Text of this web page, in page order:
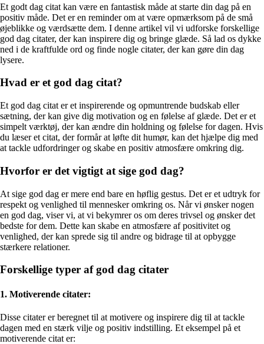
Et godt dag citat kan være en fantastisk måde at starte din dag på en
positiv måde. Det er en reminder om at være opmærksom på de små
øjeblikke og værdsætte dem. I denne artikel vil vi udforske forskellige
god dag citater, der kan inspirere dig og bringe glæde. Så lad os dykke
ned i de kraftfulde ord og finde nogle citater, der kan gøre din dag
lysere.
Hvad er et god dag citat?
Et god dag citat er et inspirerende og opmuntrende budskab eller
sætning, der kan give dig motivation og en følelse af glæde. Det er et
simpelt værktøj, der kan ændre din holdning og følelse for dagen. Hvis
du læser et citat, der formår at løfte dit humør, kan det hjælpe dig med
at tackle udfordringer og skabe en positiv atmosfære omkring dig.
Hvorfor er det vigtigt at sige god dag?
At sige god dag er mere end bare en høflig gestus. Det er et udtryk for
respekt og venlighed til mennesker omkring os. Når vi ønsker nogen
en god dag, viser vi, at vi bekymrer os om deres trivsel og ønsker det
bedste for dem. Dette kan skabe en atmosfære af positivitet og
venlighed, der kan sprede sig til andre og bidrage til at opbygge
stærkere relationer.
Forskellige typer af god dag citater
1. Motiverende citater:
Disse citater er beregnet til at motivere og inspirere dig til at tackle
dagen med en stærk vilje og positiv indstilling. Et eksempel på et
motiverende citat er: